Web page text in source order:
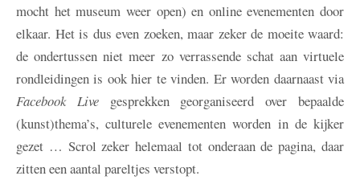
mocht het museum weer open) en online evenementen door
elkaar. Het is dus even zoeken, maar zeker de moeite waard:
de ondertussen niet meer zo verrassende schat aan virtuele
rondleidingen is ook hier te vinden. Er worden daarnaast via
Facebook Live gesprekken georganiseerd over bepaalde
(kunst)thema’s, culturele evenementen worden in de kijker
gezet … Scrol zeker helemaal tot onderaan de pagina, daar
zitten een aantal pareltjes verstopt.